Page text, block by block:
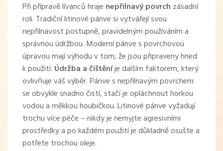
Při přípravě lívanců hraje nepřilnavý povrch zásadní
roli. Tradiční litinové pánve si vytvářejí svou
nepřilnavost postupně, pravidelným používáním a
správnou údržbou. Moderní pánve s povrchovou
úpravou mají výhodu v tom, že jsou připraveny hned
k použití. Údržba a čištěníje dalším faktorem, který
ovlivňuje váš výběr. Pánve s nepřilnavým povrchem
se obvykle snadno čistí, stačí je opláchnout horkou
vodou a měkkou houbičkou. Litinové pánve vyžadují
trochu více péče – nikdy je nemyjte agresivními
prostředky a po každém použití je důkladně osušte a
potřete trochou oleje.